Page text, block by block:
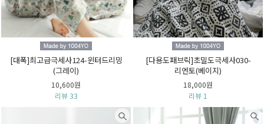
[대폭]최고급극세사124-윈터드리밍
(그레이)
10,600원
리뷰 33
[다용도패브릭]초밀도극세사030-
리엔토(베이지)
18,000원
리뷰 1